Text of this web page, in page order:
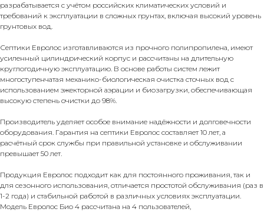
разрабатывается с учётом российских климатических условий и
требований к эксплуатации в сложных грунтах, включая высокий уровень
грунтовых вод.
Септики Евролос изготавливаются из прочного полипропилена, имеют
усиленный цилиндрический корпус и рассчитаны на длительную
круглогодичную эксплуатацию. В основе работы систем лежит
многоступенчатая механико-биологическая очистка сточных вод с
использованием эжекторной аэрации и биозагрузки, обеспечивающая
высокую степень очистки до 98%.
Производитель уделяет особое внимание надёжности и долговечности
оборудования. Гарантия на септики Евролос составляет 10 лет, а
расчётный срок службы при правильной установке и обслуживании
превышает 50 лет.
Продукция Евролос подходит как для постоянного проживания, так и
для сезонного использования, отличается простотой обслуживания (раз в
1-2 года) и стабильной работой в различных условиях эксплуатации.
Модель Евролос Био 4 рассчитана на 4 пользователей,